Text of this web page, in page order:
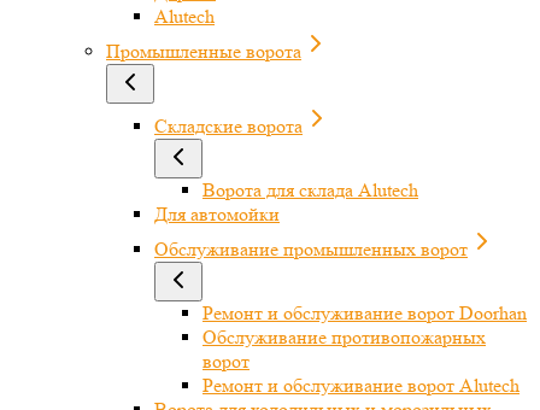
Alutech
Промышленные ворота
Складские ворота
Ворота для склада Alutech
Для автомойки
Обслуживание промышленных ворот
Ремонт и обслуживание ворот Doorhan
Обслуживание противопожарных
ворот
Ремонт и обслуживание ворот Alutech